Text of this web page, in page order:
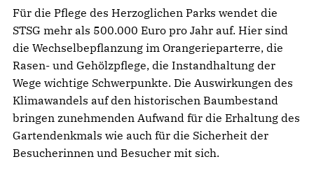
Für die Pflege des Herzoglichen Parks wendet die
STSG mehr als 500.000 Euro pro Jahr auf. Hier sind
die Wechselbepflanzung im Orangerieparterre, die
Rasen- und Gehölzpflege, die Instandhaltung der
Wege wichtige Schwerpunkte. Die Auswirkungen des
Klimawandels auf den historischen Baumbestand
bringen zunehmenden Aufwand für die Erhaltung des
Gartendenkmals wie auch für die Sicherheit der
Besucherinnen und Besucher mit sich.